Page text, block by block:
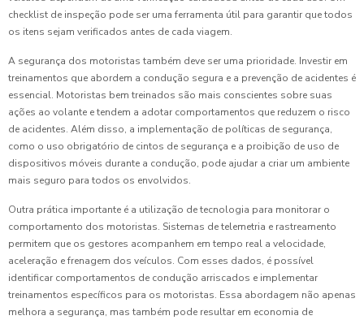
checklist de inspeção pode ser uma ferramenta útil para garantir que todos
os itens sejam verificados antes de cada viagem.
A segurança dos motoristas também deve ser uma prioridade. Investir em
treinamentos que abordem a condução segura e a prevenção de acidentes é
essencial. Motoristas bem treinados são mais conscientes sobre suas
ações ao volante e tendem a adotar comportamentos que reduzem o risco
de acidentes. Além disso, a implementação de políticas de segurança,
como o uso obrigatório de cintos de segurança e a proibição de uso de
dispositivos móveis durante a condução, pode ajudar a criar um ambiente
mais seguro para todos os envolvidos.
Outra prática importante é a utilização de tecnologia para monitorar o
comportamento dos motoristas. Sistemas de telemetria e rastreamento
permitem que os gestores acompanhem em tempo real a velocidade,
aceleração e frenagem dos veículos. Com esses dados, é possível
identificar comportamentos de condução arriscados e implementar
treinamentos específicos para os motoristas. Essa abordagem não apenas
melhora a segurança, mas também pode resultar em economia de